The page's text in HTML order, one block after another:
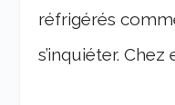
réfrigérés
s’inquiéter. Chez